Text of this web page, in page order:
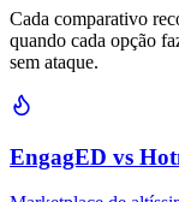
Cada comparativo
quando cada opção
sem ataque.
EngagED vs